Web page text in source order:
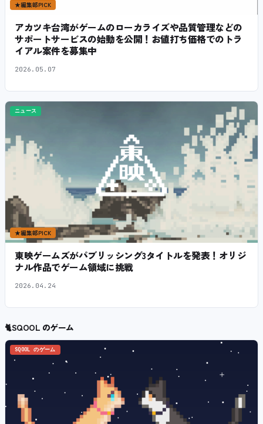
★編集部PICK
アカツキ台湾がゲームのローカライズや品質管理などの
サポートサービスの始動を公開！お値打ち価格でのトラ
イアル案件を募集中
2026.05.07
ニュース
★編集部PICK
東映ゲームズがパブリッシング3タイトルを発表！オリジ
ナル作品でゲーム領域に挑戦
2026.04.24
🐈SQOOL のゲーム
SQOOL のゲーム